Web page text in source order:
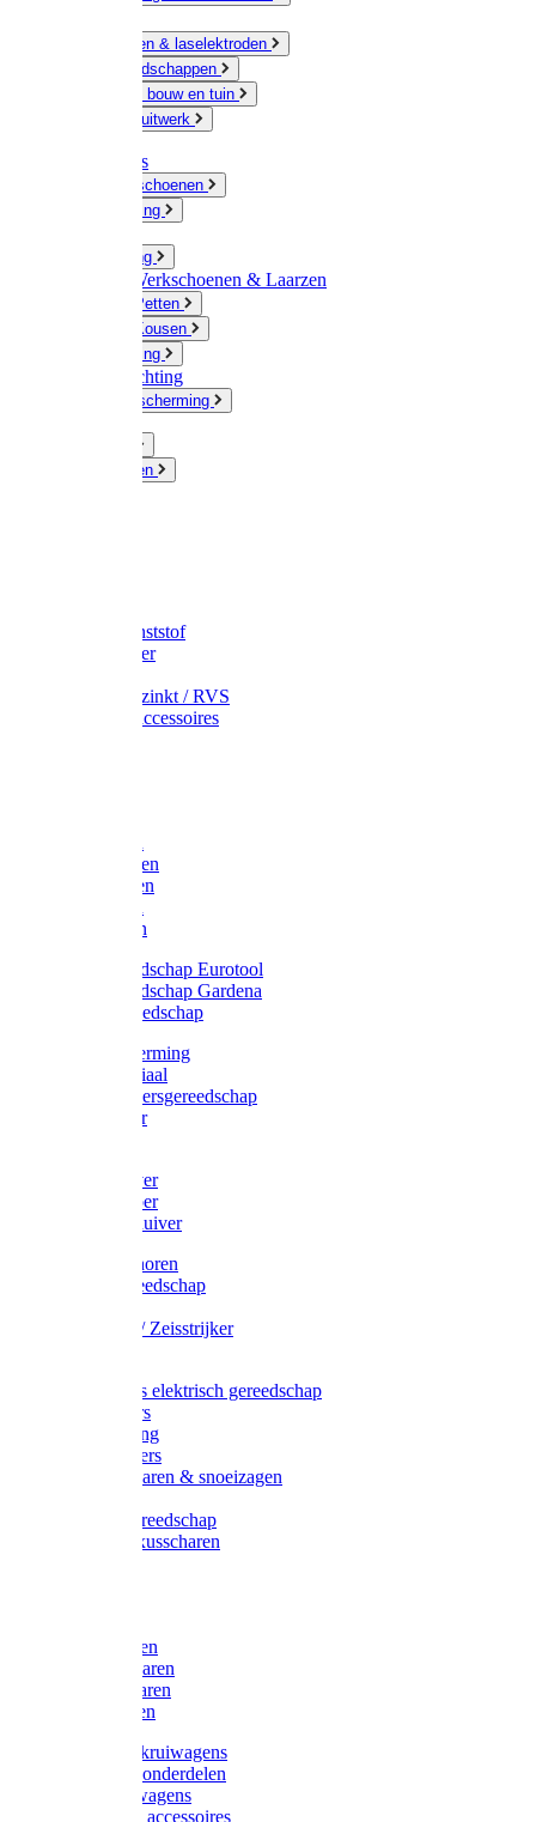
Slijpschijven & laselektroden
Handgereedschappen
IJzerwaren bouw en tuin
Hang en sluitwerk
Disposables
Werkhandschoenen
Regenkleding
Werkkleding
Wandel-/ Werkschoenen & Laarzen
Hoeden / Petten
Sokken / Kousen
Winterkleding
Winkelinrichting
Gelaatsbescherming
Knaagdieren
Emmer kunststof
Schepemmer
Emmer verzinkt / RVS
Regenton accessoires
Gazonharken
Asfaltharken
Hooiharken
Handgereedschap Eurotool
Handgereedschap Gardena
Kindergereedschap
Kniebescherming
Afzetmateriaal
Stratenmakersgereedschap
Straathamer
Mestschuiver
Mestschraper
Sneeuwschuiver
Zeis toebehoren
Baggergereedschap
Wetstenen / Zeisstrijker
Accessoires elektrisch gereedschap
Grasmaaiers
Tuinreiniging
Robotmaaiers
Heggenscharen & snoeizagen
Klussen gereedschap
Gras & buxusscharen
Snoeischaren
Heggenscharen
Takkenscharen
Snoeimessen
Landbouwkruiwagens
Kruiwagenonderdelen
Bouwkruiwagens
Kruiwagen accessoires